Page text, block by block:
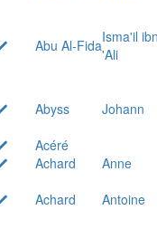
Abu Al-FidaIsma'il
'Ali
Abyss
Johann
Acéré
Achard
Anne
Achard
Antoine